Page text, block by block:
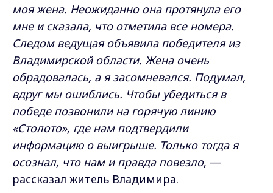
моя жена. Неожиданно она протянула его
мне и сказала, что отметила все номера.
Следом ведущая объявила победителя из
Владимирской области. Жена очень
обрадовалась, а я засомневался. Подумал,
вдруг мы ошиблись. Чтобы убедиться в
победе позвонили на горячую линию
«Столото», где нам подтвердили
информацию о выигрыше. Только тогда я
осознал, что нам и правда повезло, —
рассказал житель Владимира.